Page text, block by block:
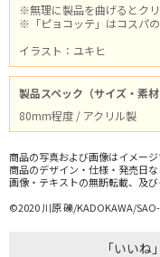
※無理に製品を曲げるとクリ
※「ピョコッテ」はコスパの
イラスト：ユキヒ
製品スペック（サイズ・素材
80mm程度 / アクリル製
商品の写真および画像はイメー
商品のデザイン・仕様・発売日
画像・テキストの無断転載、及
©2020 川原 礫/KADOKAWA/
「いい